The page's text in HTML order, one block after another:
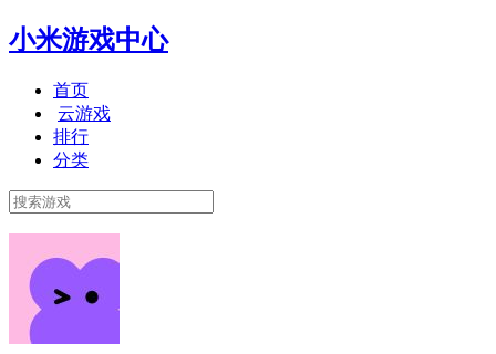
小米游戏中心
首页
云游戏
排行
分类